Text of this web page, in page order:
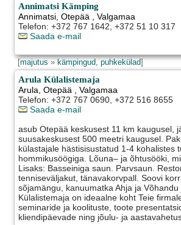
Annimatsi Kämping
Annimatsi,Otepää , Valgamaa
Telefon: +372 767 1642, +372 51 10 317
Saada e-mail
[majutus»kämpingud, puhkekülad]
Arula Külalistemaja
Arula,Otepää , Valgamaa
Telefon: +372 767 0690, +372 516 8655
Saada e-mail
asub Otepää keskusest 11 km kaugusel,
suusakeskusest 500 meetri kaugusel.
külastajale hästisisustatud 1-4 kohalistes
hommikusöögiga. Lõuna– ja õhtusööki,
Lisaks: Basseiniga saun. Parvsaun.
tenniseväljakut, tänavakorvpall. Soovi
sõjamängu, kanuumatka Ahja ja
Külalistemaja on ideaalne koht Teie
seminaride ja koolituste, toote
kliendipäevade ning jõulu- ja